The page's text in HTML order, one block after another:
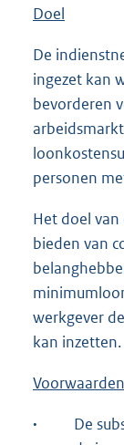
Doel
De
ingezet kan
bevorderen
personen
Het doel
bieden van
werkgever
kan inzetten.
Voorwaarden
·
De